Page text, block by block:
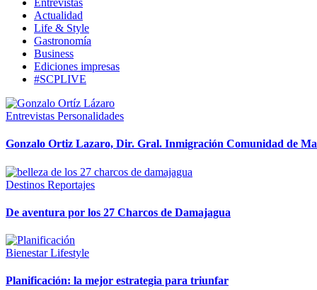
Entrevistas
Actualidad
Life & Style
Gastronomía
Business
Ediciones impresas
#SCPLIVE
Entrevistas Personalidades
Gonzalo Ortiz Lazaro, Dir. Gral. Inmigración Comunidad de
Destinos Reportajes
De aventura por los 27 Charcos de Damajagua
BienestarLifestyle
Planificación: la mejor estrategia para triunfar